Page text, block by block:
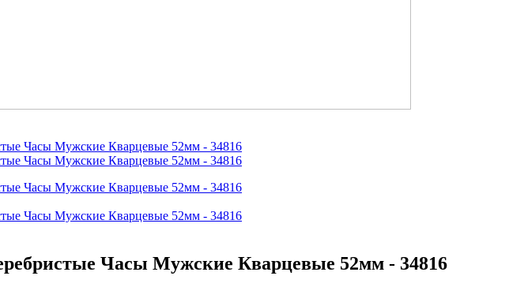
Часы Мужские Кварцевые 52мм - 34816